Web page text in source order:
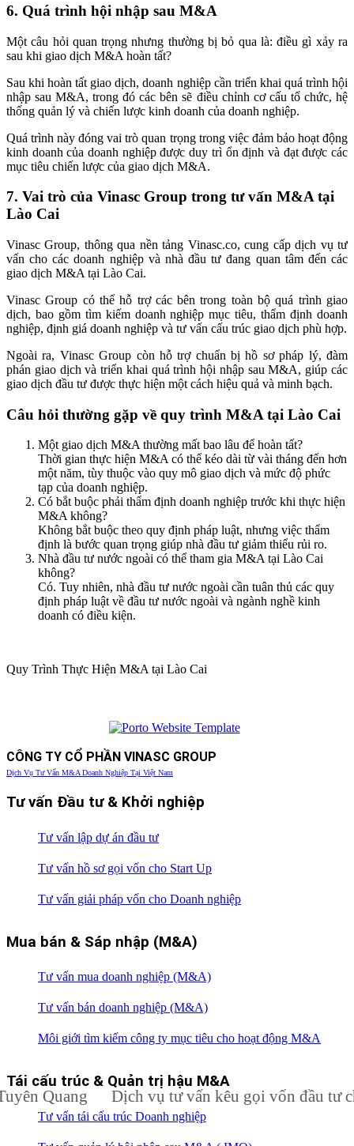
6. Quá trình hội nhập sau M&A
Một câu hỏi quan trọng nhưng thường bị bỏ qua là: điều gì xảy ra
sau khi giao dịch M&A hoàn tất?
Sau khi hoàn tất giao dịch, doanh nghiệp cần triển khai quá trình hội
nhập sau M&A, trong đó các bên sẽ điều chỉnh cơ cấu tổ chức, hệ
thống quản lý và chiến lược kinh doanh của doanh nghiệp.
Quá trình này đóng vai trò quan trọng trong việc đảm bảo hoạt động
kinh doanh của doanh nghiệp được duy trì ổn định và đạt được các
mục tiêu chiến lược của giao dịch M&A.
7. Vai trò của Vinasc Group trong tư vấn M&A tại
Lào Cai
Vinasc Group, thông qua nền tảng Vinasc.co, cung cấp dịch vụ tư
vấn cho các doanh nghiệp và nhà đầu tư đang quan tâm đến các
giao dịch M&A tại Lào Cai.
Vinasc Group có thể hỗ trợ các bên trong toàn bộ quá trình giao
dịch, bao gồm tìm kiếm doanh nghiệp mục tiêu, thẩm định doanh
nghiệp, định giá doanh nghiệp và tư vấn cấu trúc giao dịch phù hợp.
Ngoài ra, Vinasc Group còn hỗ trợ chuẩn bị hồ sơ pháp lý, đàm
phán giao dịch và triển khai quá trình hội nhập sau M&A, giúp các
giao dịch đầu tư được thực hiện một cách hiệu quả và minh bạch.
Câu hỏi thường gặp về quy trình M&A tại Lào Cai
Một giao dịch M&A thường mất bao lâu để hoàn tất?
Thời gian thực hiện M&A có thể kéo dài từ vài tháng đến hơn
một năm, tùy thuộc vào quy mô giao dịch và mức độ phức
tạp của doanh nghiệp.
Có bắt buộc phải thẩm định doanh nghiệp trước khi thực hiện
M&A không?
Không bắt buộc theo quy định pháp luật, nhưng việc thẩm
định là bước quan trọng giúp nhà đầu tư giảm thiểu rủi ro.
Nhà đầu tư nước ngoài có thể tham gia M&A tại Lào Cai
không?
Có. Tuy nhiên, nhà đầu tư nước ngoài cần tuân thủ các quy
định pháp luật về đầu tư nước ngoài và ngành nghề kinh
doanh có điều kiện.
Quy Trình Thực Hiện M&A tại Lào Cai
CÔNG TY CỔ PHẦN VINASC GROUP
Dịch Vụ Tư Vấn M&A Doanh Nghiệp Tại Việt Nam
Tư vấn Đầu tư & Khởi nghiệp
Tư vấn lập dự án đầu tư
Tư vấn hồ sơ gọi vốn cho Start Up
Tư vấn giải pháp vốn cho Doanh nghiệp
Mua bán & Sáp nhập (M&A)
Tư vấn mua doanh nghiệp (M&A)
Tư vấn bán doanh nghiệp (M&A)
Môi giới tìm kiếm công ty mục tiêu cho hoạt động M&A
Tái cấu trúc & Quản trị hậu M&A
Tư vấn tái cấu trúc Doanh nghiệp
Dịch vụ tư vấn kêu gọi vốn đầu tư cho